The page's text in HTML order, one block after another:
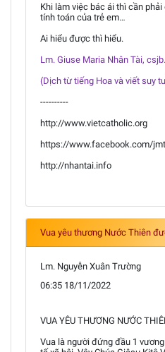
Khi làm việc bác ái thì cần
tính toán của trẻ em…
Ai hiểu được thì hiểu.
Lm. Giuse Maria Nhân Tài, csjb.
(Dịch từ tiếng Hoa và viết suy
----------
http://www.vietcatholic.org
https://www.facebook.com/
http://nhantai.info
Vua yêu thương Nước Thiên
Lm. Nguyễn Xuân Trường
06:35 18/11/2022
VUA YÊU THƯƠNG NƯỚC
Vua là người đứng đầu 1